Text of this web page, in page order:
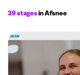
39 stagesin Afsnee